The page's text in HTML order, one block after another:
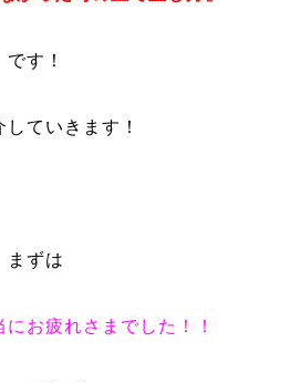
です！
していきます！
まずは
にお疲れさまでした！！